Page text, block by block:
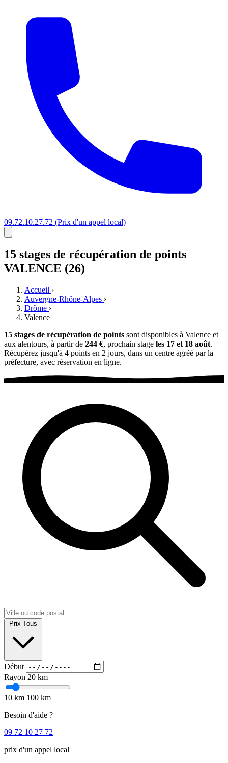
09.72.10.27.72 (Prix d'un appel local)
15 stages de récupération de points
VALENCE (26)
Accueil ›
Auvergne-Rhône-Alpes ›
Drôme ›
Valence
15 stages de récupération de points sont disponibles à Valence et
aux alentours, à partir de 244 €, prochain stage les 17 et 18 août.
Récupérez jusqu'à 4 points en 2 jours, dans un centre agréé par la
préfecture, avec réservation en ligne.
Prix Tous
Début
Rayon 20 km
10 km 100 km
Besoin d'aide ?
09 72 10 27 72
prix d'un appel local